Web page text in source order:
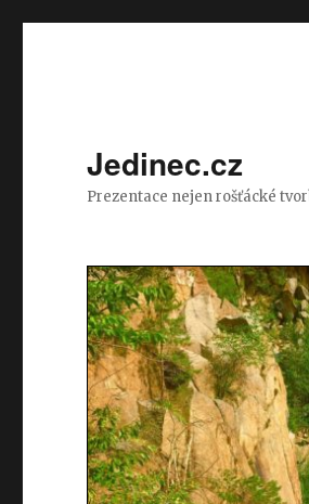
Jedinec.cz
Prezentace nejen rošťácké